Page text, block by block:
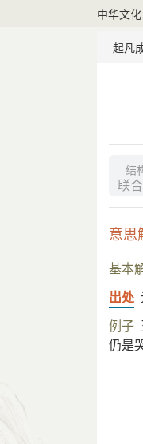
中华文化
起凡
结
联
意思
基本
出处
例子
仍是